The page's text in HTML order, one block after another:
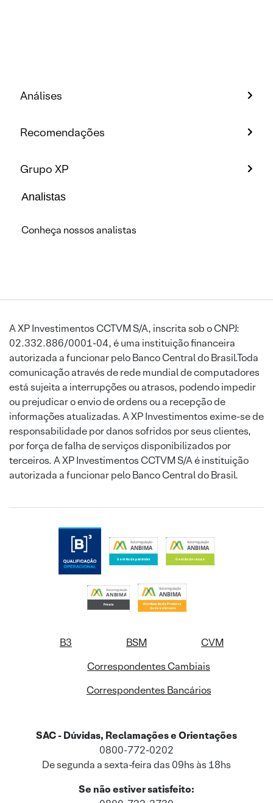
Análises
Recomendações
Grupo XP
Analistas
Conheça nossos analistas
A XP Investimentos CCTVM S/A, inscrita sob o CNPJ:
02.332.886/0001-04, é uma instituição financeira
autorizada a funcionar pelo Banco Central do Brasil.Toda
comunicação através de rede mundial de computadores
está sujeita a interrupções ou atrasos, podendo impedir
ou prejudicar o envio de ordens ou a recepção de
informações atualizadas. A XP Investimentos exime-se de
responsabilidade por danos sofridos por seus clientes,
por força de falha de serviços disponibilizados por
terceiros. A XP Investimentos CCTVM S/A é instituição
autorizada a funcionar pelo Banco Central do Brasil.
B3 BSM
CVM
Correspondentes Cambiais
Correspondentes Bancários
SAC - Dúvidas, Reclamações e Orientações
0800-772-0202
De segunda a sexta-feira das 09hs às 18hs
Se não estiver satisfeito: